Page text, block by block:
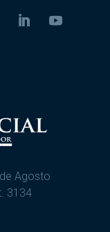
Agosto
3134